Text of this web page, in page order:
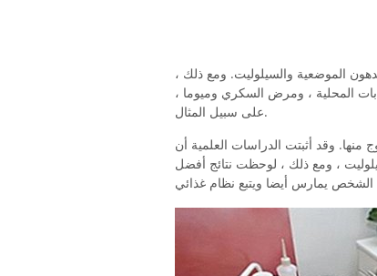
الموضعية والسيلوليت. ومع ذلك ،
المحلية ، ومرض السكري وميوما ،
على سبيل المثال.
منها. وقد أثبتت الدراسات العلمية أن
، ومع ذلك ، لوحظت نتائج أفضل